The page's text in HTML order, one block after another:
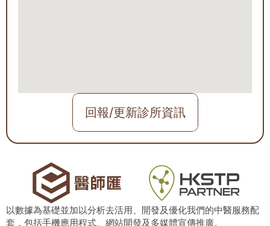
回報/更新診所資訊
以數據為基礎並加以分析去活用、開發及優化我們的中醫服務配
套，包括手機應用程式、網站開發及多媒體宣傳推廣。